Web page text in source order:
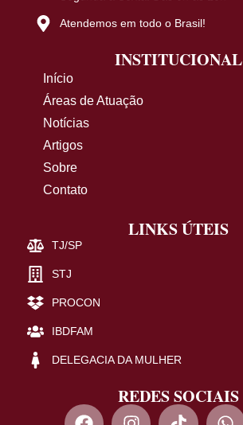
Atendemos em todo o Brasil!
INSTITUCIONAL
Início
Áreas de Atuação
Notícias
Artigos
Sobre
Contato
LINKS ÚTEIS
TJ/SP
STJ
PROCON
IBDFAM
DELEGACIA DA MULHER
REDES SOCIAIS